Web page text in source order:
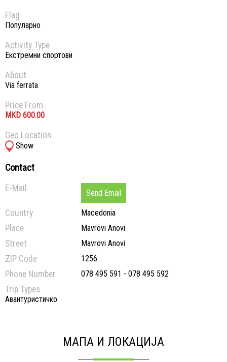
Flag
Популарно
Activity Type
Екстремни спортови
About
Via ferrata
Price From
600.00
Geo Location
Show
Contact
E-Mail Send Email
Country Macedonia
Place Mavrovi Anovi
Street Mavrovi Anovi
ZIP Code 1256
Phone Number 078 495 591 - 078 495 592
Trip Types
Авантуристичко
МАПА И ЛОКАЦИЈА